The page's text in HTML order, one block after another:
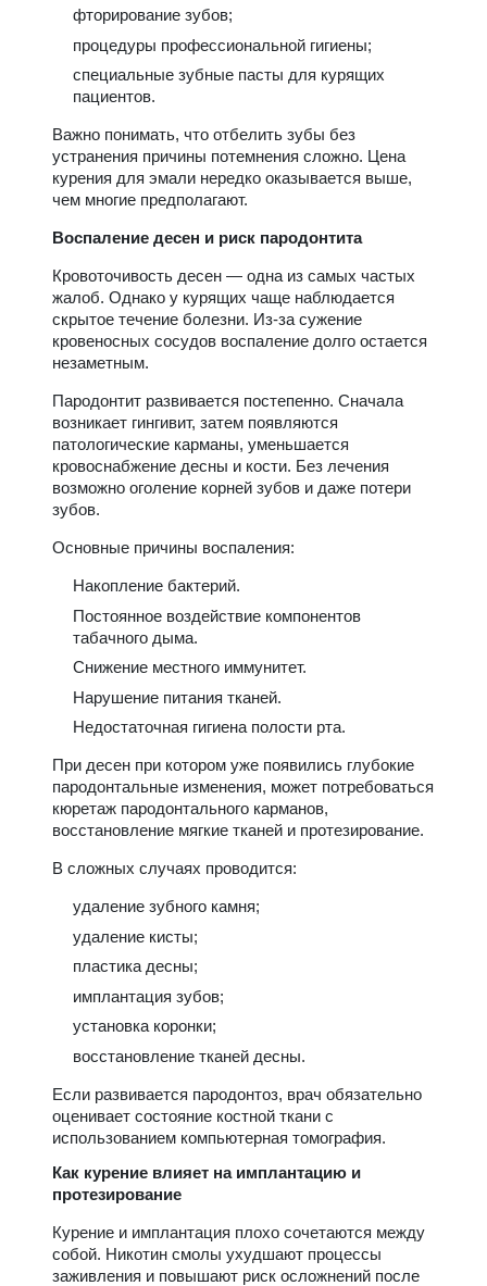
фторирование зубов;
процедуры профессиональной гигиены;
специальные зубные пасты для курящих
пациентов.
Важно понимать, что отбелить зубы без
устранения причины потемнения сложно. Цена
курения для эмали нередко оказывается выше,
чем многие предполагают.
Воспаление десен и риск пародонтита
Кровоточивость десен — одна из самых частых
жалоб. Однако у курящих чаще наблюдается
скрытое течение болезни. Из-за сужение
кровеносных сосудов воспаление долго остается
незаметным.
Пародонтит развивается постепенно. Сначала
возникает гингивит, затем появляются
патологические карманы, уменьшается
кровоснабжение десны и кости. Без лечения
возможно оголение корней зубов и даже потери
зубов.
Основные причины воспаления:
Накопление бактерий.
Постоянное воздействие компонентов
табачного дыма.
Снижение местного иммунитет.
Нарушение питания тканей.
Недостаточная гигиена полости рта.
При десен при котором уже появились глубокие
пародонтальные изменения, может потребоваться
кюретаж пародонтального карманов,
восстановление мягкие тканей и протезирование.
В сложных случаях проводится:
удаление зубного камня;
удаление кисты;
пластика десны;
имплантация зубов;
установка коронки;
восстановление тканей десны.
Если развивается пародонтоз, врач обязательно
оценивает состояние костной ткани с
использованием компьютерная томография.
Как курение влияет на имплантацию и
протезирование
Курение и имплантация плохо сочетаются между
собой. Никотин смолы ухудшают процессы
заживления и повышают риск осложнений после